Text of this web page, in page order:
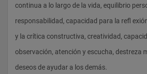
B 6 Salud Comunitaria y Organización
en la Comunidad
B 6
Procesos Generales en Enfermería Clínica B
6
continua a lo largo de la vida, equilibrio
responsabilidad, capacidad para la refl
y la crítica constructiva, creatividad,
observación, atención y escucha, destreza
deseos de ayudar a los demás.